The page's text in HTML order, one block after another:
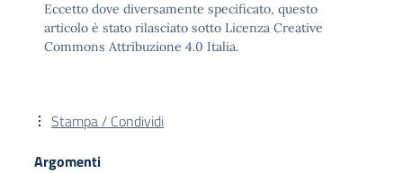
Eccetto dove diversamente specificato, questo
articolo è stato rilasciato sotto Licenza Creative
Commons Attribuzione 4.0 Italia.
Stampa / Condividi
Argomenti